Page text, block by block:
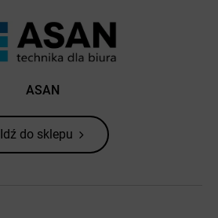
ASAN
Idź do sklepu